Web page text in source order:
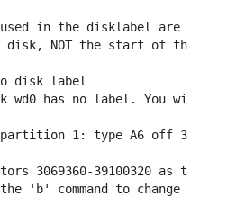
in the disklabel are
disk, NOT the start of the
disk label
wd0 has no label. You will be
1: type A6 off 3069360
3069360-39100320 as the
'b' command to change this.